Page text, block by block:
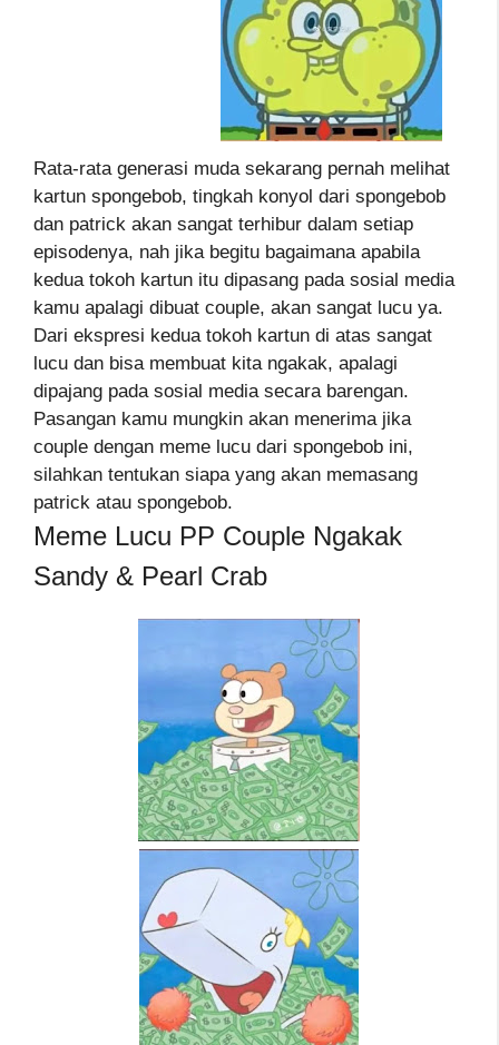
Rata-rata generasi muda sekarang pernah melihat
kartun spongebob, tingkah konyol dari spongebob
dan patrick akan sangat terhibur dalam setiap
episodenya, nah jika begitu bagaimana apabila
kedua tokoh kartun itu dipasang pada sosial media
kamu apalagi dibuat couple, akan sangat lucu ya.
Dari ekspresi kedua tokoh kartun di atas sangat
lucu dan bisa membuat kita ngakak, apalagi
dipajang pada sosial media secara barengan.
Pasangan kamu mungkin akan menerima jika
couple dengan meme lucu dari spongebob ini,
silahkan tentukan siapa yang akan memasang
patrick atau spongebob.
Meme Lucu PP Couple Ngakak
Sandy & Pearl Crab